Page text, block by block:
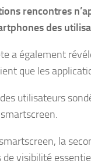
rencontres
des
a également
que les
utilisateurs
la
de visibilité